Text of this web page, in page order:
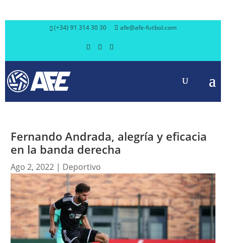
(+34) 91 314 30 30 afe@afe-futbol.com
Fernando Andrada, alegría y eficacia
en la banda derecha
Ago 2, 2022| Deportivo